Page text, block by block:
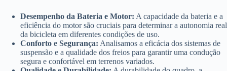
Desempenho da Bateria e Motor: A capacidade da bateria e a
eficiência do motor são cruciais para determinar a autonomia real
da bicicleta em diferentes condições de uso.
Conforto e Segurança: Analisamos a eficácia dos sistemas de
suspensão e a qualidade dos freios para garantir uma condução
segura e confortável em terrenos variados.